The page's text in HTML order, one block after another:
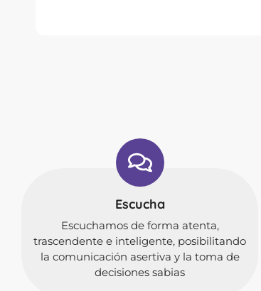
Escucha
Escuchamos de forma atenta,
trascendente e inteligente, posibilitando
la comunicación asertiva y la toma de
decisiones sabias